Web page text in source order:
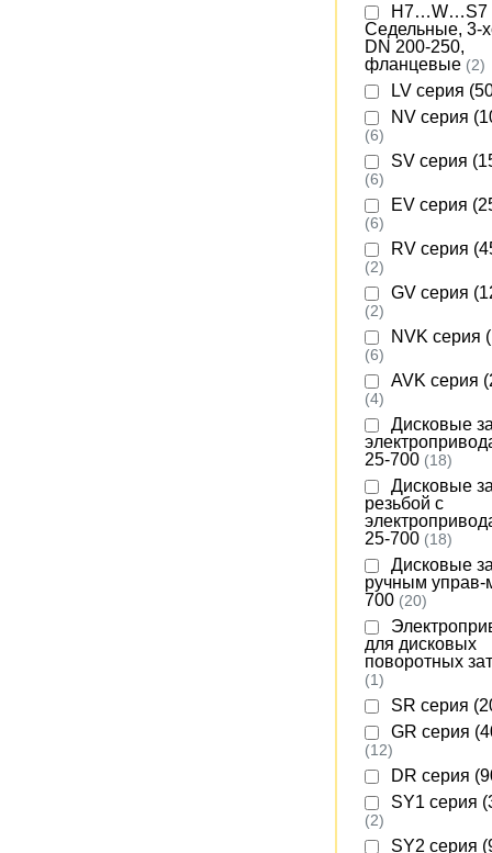
H7…W…S7
Седельные, 3-
DN 200-250,
фланцевые (2)
LV серия
NV серия
(6)
SV серия
(6)
EV серия
(6)
RV серия
(2)
GV серия
(2)
NVK серия
(6)
AVK серия
(4)
Дисковые
25-700 (18)
Дисковые
резьбой c
25-700 (18)
Дисковые
ручным управ-
700 (20)
для дисковых
поворотных
(1)
SR cерия
GR cерия
(12)
DR серия
SY1 серия
(2)
SY2 серия